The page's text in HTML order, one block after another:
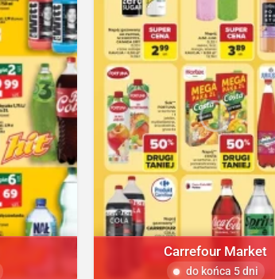
Carrefour Market
do końca 5 dni